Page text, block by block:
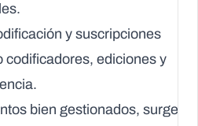
y suscripciones
codificadores, ediciones y
bien gestionados, surge